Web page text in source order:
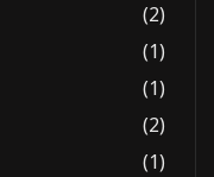
(2)
(1)
(1)
(2)
(1)